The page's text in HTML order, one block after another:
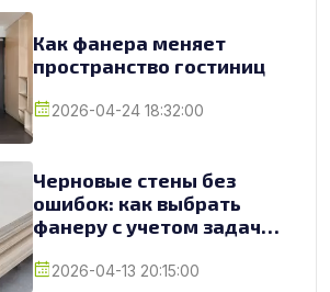
Как фанера меняет
пространство гостиниц
2026-04-24 18:32:00
Черновые стены без
ошибок: как выбрать
фанеру с учетом задач и
2026-04-13 20:15:00